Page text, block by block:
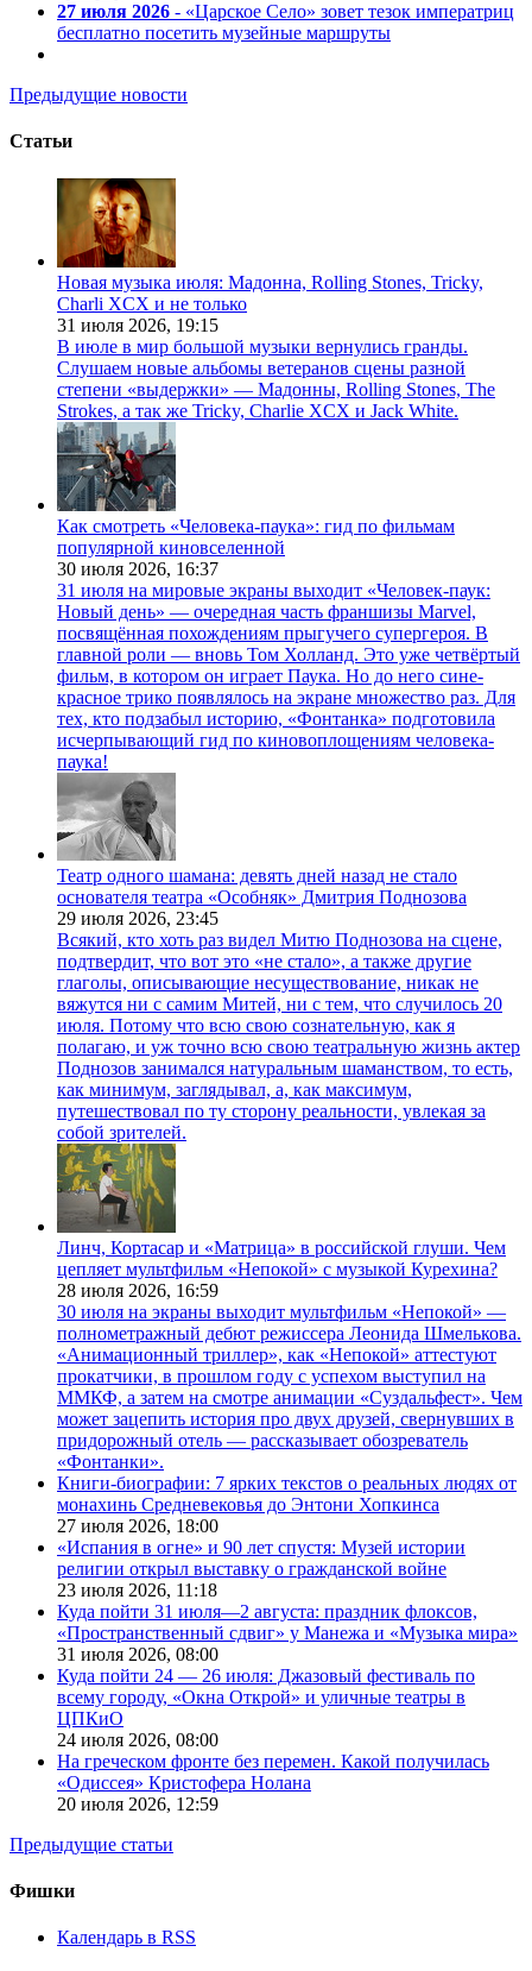
27 июля 2026 - «Царское Село» зовет тезок императриц
бесплатно посетить музейные маршруты
Предыдущие новости
Статьи
Новая музыка июля: Мадонна, Rolling Stones, Tricky,
Charli XCX и не только
31 июля 2026, 19:15
В июле в мир большой музыки вернулись гранды.
Слушаем новые альбомы ветеранов сцены разной
степени «выдержки» — Мадонны, Rolling Stones, The
Strokes, а так же Tricky, Charlie XCX и Jack White.
Как смотреть «Человека-паука»: гид по фильмам
популярной киновселенной
30 июля 2026, 16:37
31 июля на мировые экраны выходит «Человек-паук:
Новый день» — очередная часть франшизы Marvel,
посвящённая похождениям прыгучего супергероя. В
главной роли — вновь Том Холланд. Это уже четвёртый
фильм, в котором он играет Паука. Но до него сине-
красное трико появлялось на экране множество раз. Для
тех, кто подзабыл историю, «Фонтанка» подготовила
исчерпывающий гид по киновоплощениям человека-
паука!
Театр одного шамана: девять дней назад не стало
основателя театра «Особняк» Дмитрия Поднозова
29 июля 2026, 23:45
Всякий, кто хоть раз видел Митю Поднозова на сцене,
подтвердит, что вот это «не стало», а также другие
глаголы, описывающие несуществование, никак не
вяжутся ни с самим Митей, ни с тем, что случилось 20
июля. Потому что всю свою сознательную, как я
полагаю, и уж точно всю свою театральную жизнь актер
Поднозов занимался натуральным шаманством, то есть,
как минимум, заглядывал, а, как максимум,
путешествовал по ту сторону реальности, увлекая за
собой зрителей.
Линч, Кортасар и «Матрица» в российской глуши. Чем
цепляет мультфильм «Непокой» с музыкой Курехина?
28 июля 2026, 16:59
30 июля на экраны выходит мультфильм «Непокой» —
полнометражный дебют режиссера Леонида Шмелькова.
«Анимационный триллер», как «Непокой» аттестуют
прокатчики, в прошлом году с успехом выступил на
ММКФ, а затем на смотре анимации «Суздальфест». Чем
может зацепить история про двух друзей, свернувших в
придорожный отель — рассказывает обозреватель
«Фонтанки».
Книги-биографии: 7 ярких текстов о реальных людях от
монахинь Средневековья до Энтони Хопкинса
27 июля 2026, 18:00
«Испания в огне» и 90 лет спустя: Музей истории
религии открыл выставку о гражданской войне
23 июля 2026, 11:18
Куда пойти 31 июля—2 августа: праздник флоксов,
«Пространственный сдвиг» у Манежа и «Музыка мира»
31 июля 2026, 08:00
Куда пойти 24 — 26 июля: Джазовый фестиваль по
всему городу, «Окна Открой» и уличные театры в
ЦПКиО
24 июля 2026, 08:00
На греческом фронте без перемен. Какой получилась
«Одиссея» Кристофера Нолана
20 июля 2026, 12:59
Предыдущие статьи
Фишки
Календарь в RSS